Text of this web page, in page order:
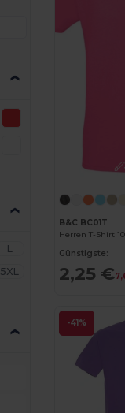
L
5XL
B&C BC01T
Herren T-Shirt
Günstigste:
2,25 €
-41%